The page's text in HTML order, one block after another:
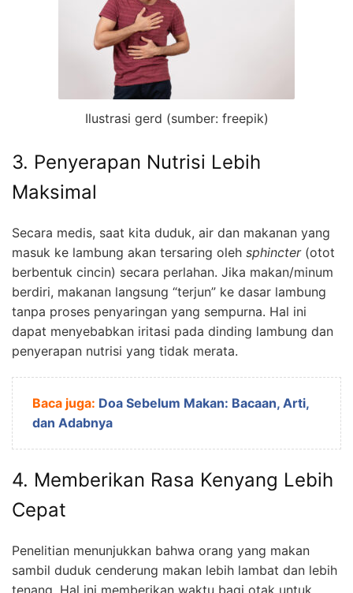
Ilustrasi gerd (sumber: freepik)
3. Penyerapan Nutrisi Lebih
Maksimal
Secara medis, saat kita duduk, air dan makanan yang
masuk ke lambung akan tersaring oleh sphincter(otot
berbentuk cincin) secara perlahan. Jika makan/minum
berdiri, makanan langsung “terjun” ke dasar lambung
tanpa proses penyaringan yang sempurna. Hal ini
dapat menyebabkan iritasi pada dinding lambung dan
penyerapan nutrisi yang tidak merata.
Baca juga: Doa Sebelum Makan: Bacaan, Arti,
dan Adabnya
4. Memberikan Rasa Kenyang Lebih
Cepat
Penelitian menunjukkan bahwa orang yang makan
sambil duduk cenderung makan lebih lambat dan lebih